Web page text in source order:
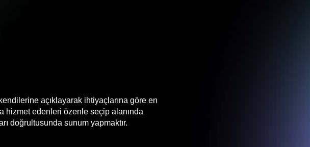
açıklayarak ihtiyaçlarına göre en
hizmet edenleri özenle seçip alanında
doğrultusunda sunum yapmaktır.